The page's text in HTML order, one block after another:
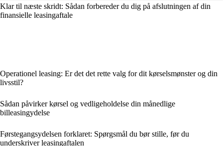
Klar til næste skridt: Sådan forbereder du dig på afslutningen af din
finansielle leasingaftale
Operationel leasing: Er det det rette valg for dit kørselsmønster og din
livsstil?
Sådan påvirker kørsel og vedligeholdelse din månedlige
billeasingydelse
Førstegangsydelsen forklaret: Spørgsmål du bør stille, før du
underskriver leasingaftalen